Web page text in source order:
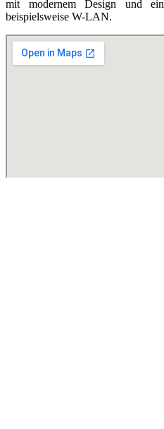
mit modernem Design und
beispielsweise W-LAN.